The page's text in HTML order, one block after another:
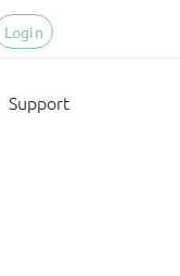
Login
Support